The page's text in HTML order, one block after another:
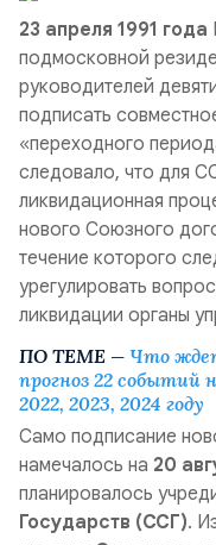
23 апреля 1991 года
подмосковной
руководителей
подписать
«переходного
следовало, что для
ликвидационная
нового Союзного
течение которого
урегулировать
ликвидации органы
ПО ТЕМЕ — Что
прогноз 22 событий
2022, 2023, 2024 году
Само подписание
намечалось на 20
планировалось
Государств (ССГ).